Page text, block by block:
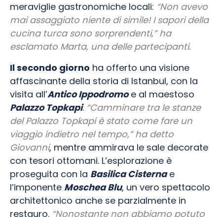
meraviglie gastronomiche locali: “Non avevo
mai assaggiato niente di simile! I sapori della
cucina turca sono sorprendenti,” ha
esclamato Marta, una delle partecipanti.
Il secondo giorno ha offerto una visione
affascinante della storia di Istanbul, con la
visita all’Antico Ippodromoe al maestoso
Palazzo Topkapi. “Camminare tra le stanze
del Palazzo Topkapi è stato come fare un
viaggio indietro nel tempo,” ha detto
Giovanni, mentre ammirava le sale decorate
con tesori ottomani. L’esplorazione è
proseguita con la Basilica Cisternae
l’imponente Moschea Blu, un vero spettacolo
architettonico anche se parzialmente in
restauro. “Nonostante non abbiamo potuto